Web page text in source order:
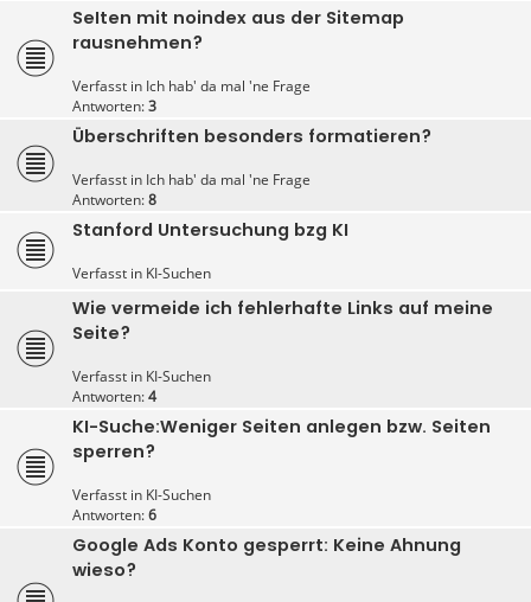
SeIten mit noindex aus der Sitemap
rausnehmen?
Verfasst in Ich hab' da mal 'ne Frage
Antworten:3
Überschriften besonders formatieren?
Verfasst in Ich hab' da mal 'ne Frage
Antworten:8
Stanford Untersuchung bzg KI
Verfasst in KI-Suchen
Wie vermeide ich fehlerhafte Links auf meine
Seite?
Verfasst in KI-Suchen
Antworten:4
KI-Suche:Weniger Seiten anlegen bzw. Seiten
sperren?
Verfasst in KI-Suchen
Antworten:6
Google Ads Konto gesperrt: Keine Ahnung
wieso?